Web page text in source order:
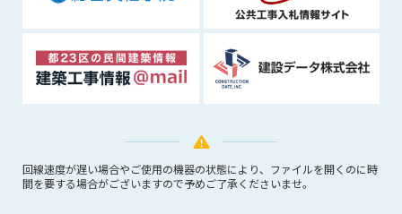
回線速度が遅い場合やご使用の機器の状態により、ファイルを開くのに時
間を要する場合がございますので予めご了承くださいませ。